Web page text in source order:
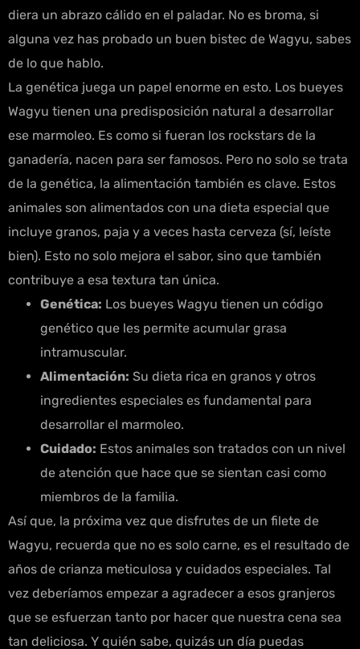
diera un abrazo cálido en el paladar. No es broma, si
alguna vez has probado un buen bistec de Wagyu, sabes
de lo que hablo.
La genética juega un papel enorme en esto. Los bueyes
Wagyu tienen una predisposición natural a desarrollar
ese marmoleo. Es como si fueran los rockstars de la
ganadería, nacen para ser famosos. Pero no solo se trata
de la genética, la alimentación también es clave. Estos
animales son alimentados con una dieta especial que
incluye granos, paja y a veces hasta cerveza (sí, leíste
bien). Esto no solo mejora el sabor, sino que también
contribuye a esa textura tan única.
Genética: Los bueyes Wagyu tienen un código
genético que les permite acumular grasa
intramuscular.
Alimentación: Su dieta rica en granos y otros
ingredientes especiales es fundamental para
desarrollar el marmoleo.
Cuidado: Estos animales son tratados con un nivel
de atención que hace que se sientan casi como
miembros de la familia.
Así que, la próxima vez que disfrutes de un filete de
Wagyu, recuerda que no es solo carne, es el resultado de
años de crianza meticulosa y cuidados especiales. Tal
vez deberíamos empezar a agradecer a esos granjeros
que se esfuerzan tanto por hacer que nuestra cena sea
tan deliciosa. Y quién sabe, quizás un día puedas